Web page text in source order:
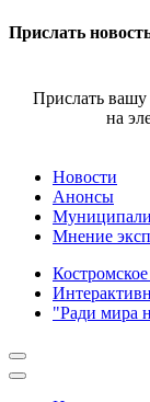
Прислать
Прислать
на
Новости
Анонсы
Мнение
"Ради мира